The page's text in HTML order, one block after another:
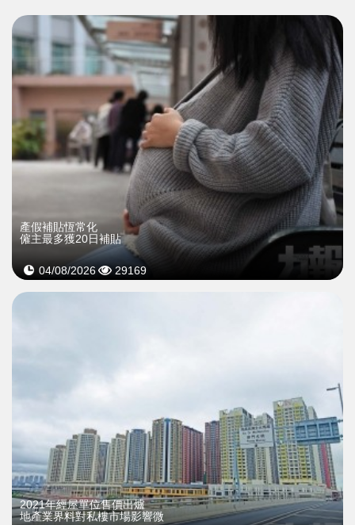
產假補貼恆常化
僱主最多獲20日補貼
04/08/2026 29169
2021年經屋單位售價出爐
地產業界料對私樓市場影響微